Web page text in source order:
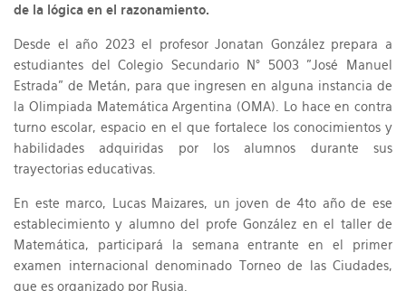
de la lógica en el razonamiento.
Desde el año 2023 el profesor Jonatan González prepara a
estudiantes del Colegio Secundario N° 5003 "José Manuel
Estrada" de Metán, para que ingresen en alguna instancia de
la Olimpiada Matemática Argentina (OMA). Lo hace en contra
turno escolar, espacio en el que fortalece los conocimientos y
habilidades adquiridas por los alumnos durante sus
trayectorias educativas.
En este marco, Lucas Maizares, un joven de 4to año de ese
establecimiento y alumno del profe González en el taller de
Matemática, participará la semana entrante en el primer
examen internacional denominado Torneo de las Ciudades,
que es organizado por Rusia.